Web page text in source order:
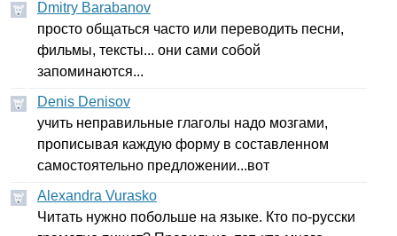
Dmitry Barabanov
просто общаться часто или переводить песни,
фильмы, тексты... они сами собой
запоминаются...
Denis Denisov
учить неправильные глаголы надо мозгами,
прописывая каждую форму в составленном
самостоятельно предложении...вот
Alexandra Vurasko
Читать нужно побольше на языке. Кто по-русски